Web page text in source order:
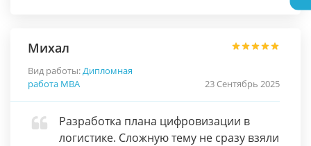
Михал
Вид работы:Дипломная
работа МВА
23 Сентябрь 2025
Разработка плана цифровизации в
логистике. Сложную тему не сразу взяли